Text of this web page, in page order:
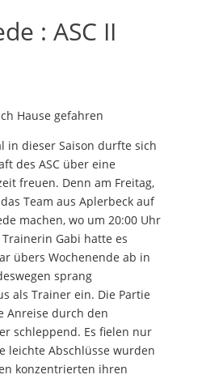
: ASC II
Hause gefahren
in dieser Saison durfte sich
des ASC über eine
freuen. Denn am Freitag,
Team aus Aplerbeck auf
machen, wo um 20:00 Uhr
Gabi hatte es
übers Wochenende ab in
sprang
als Trainer ein. Die Partie
Anreise durch den
schleppend. Es fielen nur
leichte Abschlüsse wurden
konzentrierten ihren